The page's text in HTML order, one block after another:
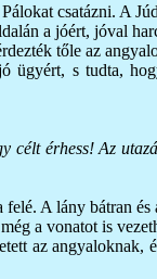
csatázni. A
a jóért, jóval
tőle az
s tudta,
érhess! Az
A lány bátran
a vonatot is
az